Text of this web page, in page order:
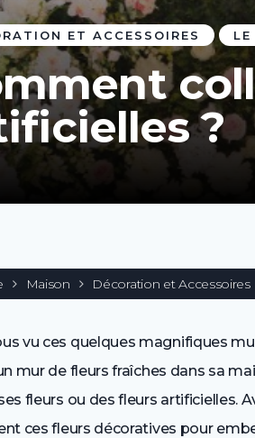
ET ACCESSOIRES LE
?
Maison Décoration et Accessoires
vu ces quelques magnifiques
mur de fleurs fraîches dans sa
fleurs ou des fleurs artificielles.
ces fleurs décoratives pour